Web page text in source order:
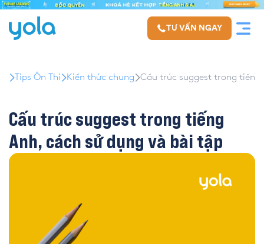
TƯ VẤN NGAY
Tips Ôn Thi Kiến thức chung Cấu trúc suggest trong tiếng
Cấu trúc suggest trong tiếng
Anh, cách sử dụng và bài tập